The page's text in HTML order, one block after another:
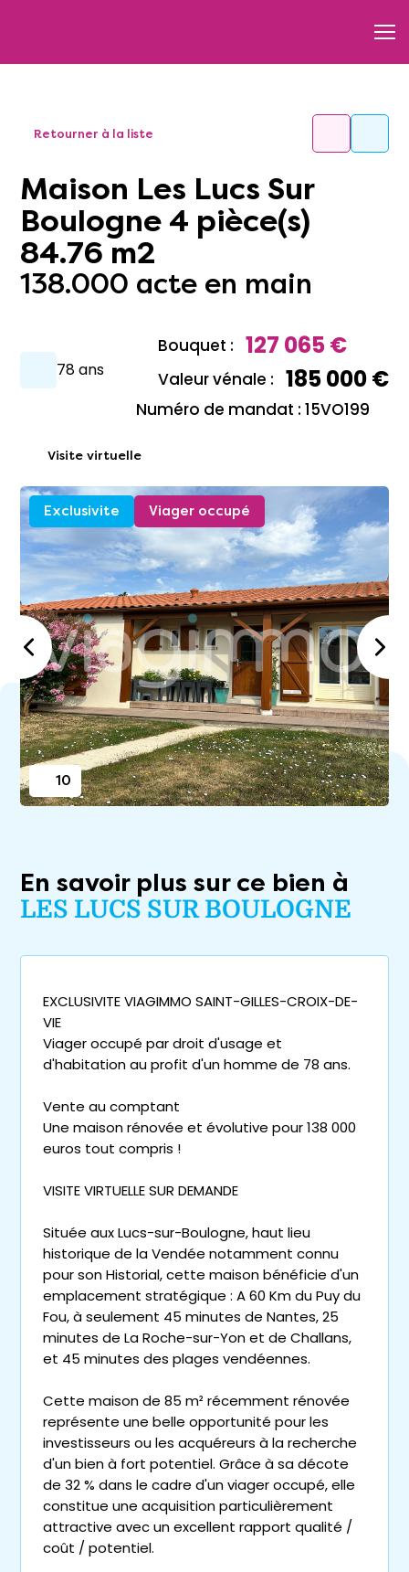
Retourner à la liste
Maison Les Lucs Sur
Boulogne 4 pièce(s)
84.76 m2
138.000 acte en main
78 ans
Bouquet : 127 065 €
Valeur vénale : 185 000 €
Numéro de mandat : 15VO199
Visite virtuelle
Exclusivite Viager occupé
10
En savoir plus sur ce bien à
LES LUCS SUR BOULOGNE
EXCLUSIVITE VIAGIMMO SAINT-GILLES-CROIX-DE-
VIE
Viager occupé par droit d'usage et
d'habitation au profit d'un homme de 78 ans.
Vente au comptant
Une maison rénovée et évolutive pour 138 000
euros tout compris !
VISITE VIRTUELLE SUR DEMANDE
Située aux Lucs-sur-Boulogne, haut lieu
historique de la Vendée notamment connu
pour son Historial, cette maison bénéficie d'un
emplacement stratégique : A 60 Km du Puy du
Fou, à seulement 45 minutes de Nantes, 25
minutes de La Roche-sur-Yon et de Challans,
et 45 minutes des plages vendéennes.
Cette maison de 85 m² récemment rénovée
représente une belle opportunité pour les
investisseurs ou les acquéreurs à la recherche
d'un bien à fort potentiel. Grâce à sa décote
de 32 % dans le cadre d'un viager occupé, elle
constitue une acquisition particulièrement
attractive avec un excellent rapport qualité /
coût / potentiel.